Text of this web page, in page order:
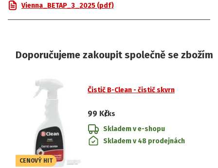
Vienna_BETAP_3_2025 (pdf)
Doporučujeme zakoupit společně se zbožím
CENOVÝ HIT
Čistič B-Clean - čistič skvrn
99 Kč/ks
Skladem v e-shopu
Skladem v 48 prodejnách